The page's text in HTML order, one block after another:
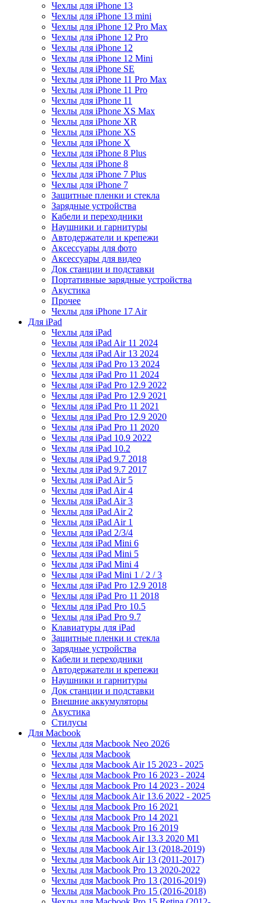
Чехлы для iPhone 13
Чехлы для iPhone 13 mini
Чехлы для iPhone 12 Pro Max
Чехлы для iPhone 12 Pro
Чехлы для iPhone 12
Чехлы для iPhone 12 Mini
Чехлы для iPhone SE
Чехлы для iPhone 11 Pro Max
Чехлы для iPhone 11 Pro
Чехлы для iPhone 11
Чехлы для iPhone XS Max
Чехлы для iPhone XR
Чехлы для iPhone XS
Чехлы для iPhone X
Чехлы для iPhone 8 Plus
Чехлы для iPhone 8
Чехлы для iPhone 7 Plus
Чехлы для iPhone 7
Защитные пленки и стекла
Зарядные устройства
Кабели и переходники
Наушники и гарнитуры
Автодержатели и крепежи
Аксессуары для фото
Аксессуары для видео
Док станции и подставки
Портативные зарядные устройства
Акустика
Прочее
Чехлы для iPhone 17 Air
Для iPad
Чехлы для iPad
Чехлы для iPad Air 11 2024
Чехлы для iPad Air 13 2024
Чехлы для iPad Pro 13 2024
Чехлы для iPad Pro 11 2024
Чехлы для iPad Pro 12.9 2022
Чехлы для iPad Pro 12.9 2021
Чехлы для iPad Pro 11 2021
Чехлы для iPad Pro 12.9 2020
Чехлы для iPad Pro 11 2020
Чехлы для iPad 10.9 2022
Чехлы для iPad 10.2
Чехлы для iPad 9.7 2018
Чехлы для iPad 9.7 2017
Чехлы для iPad Air 5
Чехлы для iPad Air 4
Чехлы для iPad Air 3
Чехлы для iPad Air 2
Чехлы для iPad Air 1
Чехлы для iPad 2/3/4
Чехлы для iPad Mini 6
Чехлы для iPad Mini 5
Чехлы для iPad Mini 4
Чехлы для iPad Mini 1 / 2 / 3
Чехлы для iPad Pro 12.9 2018
Чехлы для iPad Pro 11 2018
Чехлы для iPad Pro 10.5
Чехлы для iPad Pro 9.7
Клавиатуры для iPad
Защитные пленки и стекла
Зарядные устройства
Кабели и переходники
Автодержатели и крепежи
Наушники и гарнитуры
Док станции и подставки
Внешние аккумуляторы
Акустика
Стилусы
Для Macbook
Чехлы для Macbook Neo 2026
Чехлы для Macbook
Чехлы для Macbook Air 15 2023 - 2025
Чехлы для Macbook Pro 16 2023 - 2024
Чехлы для Macbook Pro 14 2023 - 2024
Чехлы для Macbook Air 13.6 2022 - 2025
Чехлы для Macbook Pro 16 2021
Чехлы для Macbook Pro 14 2021
Чехлы для Macbook Pro 16 2019
Чехлы для Macbook Air 13.3 2020 M1
Чехлы для Macbook Air 13 (2018-2019)
Чехлы для Macbook Air 13 (2011-2017)
Чехлы для Macbook Pro 13 2020-2022
Чехлы для Macbook Pro 13 (2016-2019)
Чехлы для Macbook Pro 15 (2016-2018)